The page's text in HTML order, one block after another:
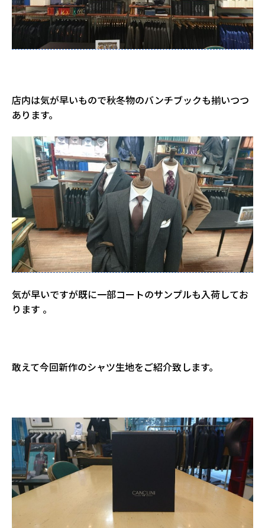
店内は気が早いもので秋冬物のバンチブックも揃いつつ
あります。
気が早いですが既に一部コートのサンプルも入荷してお
ります 。
敢えて今回新作のシャツ生地をご紹介致します。